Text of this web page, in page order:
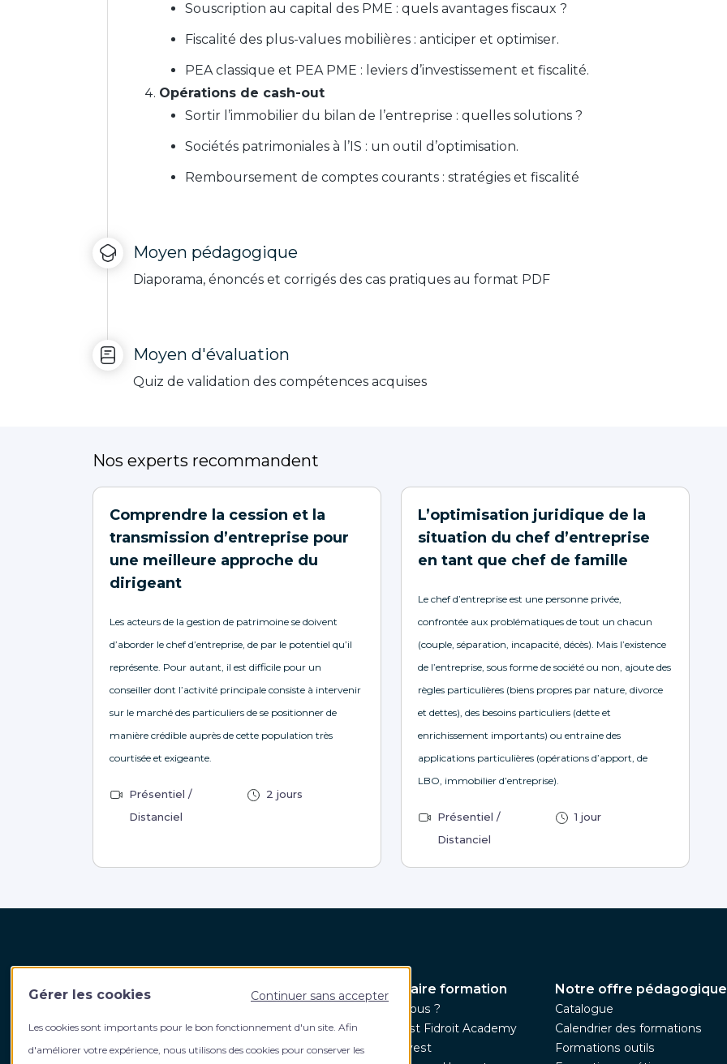
Souscription au capital des PME : quels avantages fiscaux ?
Fiscalité des plus-values mobilières : anticiper et optimiser.
PEA classique et PEA PME : leviers d’investissement et fiscalité.
Opérations de cash-out
Sortir l’immobilier du bilan de l’entreprise : quelles solutions ?
Sociétés patrimoniales à l’IS : un outil d’optimisation.
Remboursement de comptes courants : stratégies et fiscalité
Moyen pédagogique
Diaporama, énoncés et corrigés des cas pratiques au format PDF
Moyen d'évaluation
Quiz de validation des compétences acquises
Nos experts recommandent
Comprendre la cession et la
transmission d’entreprise pour
une meilleure approche du
dirigeant
Les acteurs de la gestion de patrimoine se doivent
d’aborder le chef d’entreprise, de par le potentiel qu’il
représente. Pour autant, il est difficile pour un
conseiller dont l’activité principale consiste à intervenir
sur le marché des particuliers de se positionner de
manière crédible auprès de cette population très
courtisée et exigeante.
Présentiel /
Distanciel
2 jours
L’optimisation juridique de la
situation du chef d’entreprise
en tant que chef de famille
Le chef d’entreprise est une personne privée,
confrontée aux problématiques de tout un chacun
(couple, séparation, incapacité, décès). Mais l’existence
de l’entreprise, sous forme de société ou non, ajoute des
règles particulières (biens propres par nature, divorce
et dettes), des besoins particuliers (dette et
enrichissement importants) ou entraine des
applications particulières (opérations d’apport, de
LBO, immobilier d’entreprise).
Présentiel /
Distanciel
1 jour
Harvest Fidroit Academy
Contact
Contact formation intra entreprise
Votre partenaire formation
Qui sommes-nous ?
L’équipe Harvest Fidroit Academy
Le groupe Harvest
Notre offre pédagogique
Catalogue
Calendrier des formations
Formations outils
Gérer les cookies Continuer sans accepter
Les cookies sont importants pour le bon fonctionnement d'un site. Afin
d'améliorer votre expérience, nous utilisons des cookies pour conserver les